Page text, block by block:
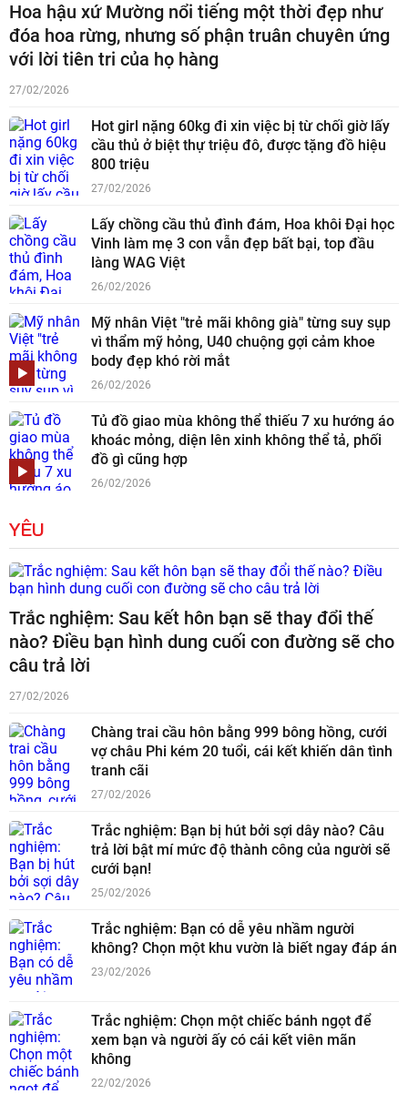
Hoa hậu xứ Mường nổi tiếng một thời đẹp như
đóa hoa rừng, nhưng số phận truân chuyên ứng
với lời tiên tri của họ hàng
27/02/2026
Hot girl nặng 60kg đi xin việc bị từ chối giờ lấy
cầu thủ ở biệt thự triệu đô, được tặng đồ hiệu
800 triệu
27/02/2026
Lấy chồng cầu thủ đình đám, Hoa khôi Đại học
Vinh làm mẹ 3 con vẫn đẹp bất bại, top đầu
làng WAG Việt
26/02/2026
Mỹ nhân Việt "trẻ mãi không già" từng suy sụp
vì thẩm mỹ hỏng, U40 chuộng gợi cảm khoe
body đẹp khó rời mắt
26/02/2026
Tủ đồ giao mùa không thể thiếu 7 xu hướng áo
khoác mỏng, diện lên xinh không thể tả, phối
đồ gì cũng hợp
26/02/2026
YÊU
Trắc nghiệm: Sau kết hôn bạn sẽ thay đổi thế
nào? Điều bạn hình dung cuối con đường sẽ cho
câu trả lời
27/02/2026
Chàng trai cầu hôn bằng 999 bông hồng, cưới
vợ châu Phi kém 20 tuổi, cái kết khiến dân tình
tranh cãi
27/02/2026
Trắc nghiệm: Bạn bị hút bởi sợi dây nào? Câu
trả lời bật mí mức độ thành công của người sẽ
cưới bạn!
25/02/2026
Trắc nghiệm: Bạn có dễ yêu nhầm người
không? Chọn một khu vườn là biết ngay đáp án
23/02/2026
Trắc nghiệm: Chọn một chiếc bánh ngọt để
xem bạn và người ấy có cái kết viên mãn
không
22/02/2026